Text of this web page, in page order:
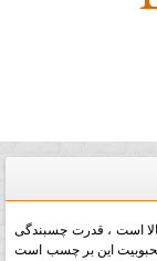
است ، قدرت چسبندگی
این بر چسب است